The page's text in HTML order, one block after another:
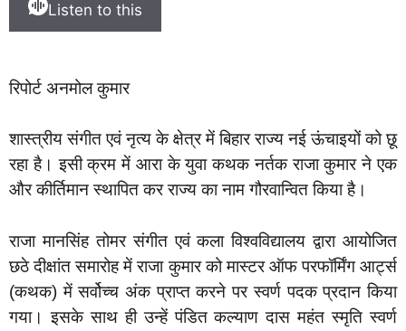
Listen to this
रिपोर्ट अनमोल कुमार
शास्त्रीय संगीत एवं नृत्य के क्षेत्र में बिहार राज्य नई ऊंचाइयों को छू
रहा है। इसी क्रम में आरा के युवा कथक नर्तक राजा कुमार ने एक
और कीर्तिमान स्थापित कर राज्य का नाम गौरवान्वित किया है।
राजा मानसिंह तोमर संगीत एवं कला विश्वविद्यालय द्वारा आयोजित
छठे दीक्षांत समारोह में राजा कुमार को मास्टर ऑफ परफॉर्मिंग आर्ट्स
(कथक) में सर्वोच्च अंक प्राप्त करने पर स्वर्ण पदक प्रदान किया
गया। इसके साथ ही उन्हें पंडित कल्याण दास महंत स्मृति स्वर्ण